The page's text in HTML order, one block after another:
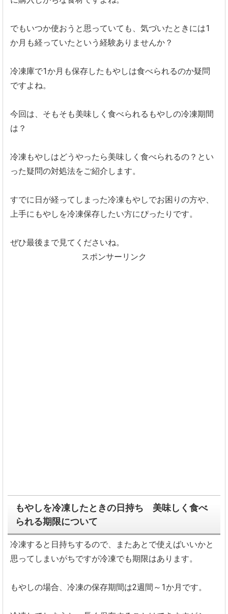
でもいつか使おうと思っていても、気づいたときには1
か月も経っていたという経験ありませんか？
冷凍庫で1か月も保存したもやしは食べられるのか疑問
ですよね。
今回は、そもそも美味しく食べられるもやしの冷凍期間
は？
冷凍もやしはどうやったら美味しく食べられるの？とい
った疑問の対処法をご紹介します。
すでに日が経ってしまった冷凍もやしでお困りの方や、
上手にもやしを冷凍保存したい方にぴったりです。
ぜひ最後まで見てくださいね。
スポンサーリンク
もやしを冷凍したときの日持ち 美味しく食べ
られる期限について
冷凍すると日持ちするので、またあとで使えばいいかと
思ってしまいがちですが冷凍でも期限はあります。
もやしの場合、冷凍の保存期間は2週間～1か月です。